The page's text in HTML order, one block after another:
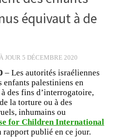
équivaut à de
JOUR 5 DÉCEMBRE 2020
– Les autorités israéliennes
enfants palestiniens en
des fins d’interrogatoire,
la torture ou à des
inhumains ou
for Children International
rapport publié en ce jour.